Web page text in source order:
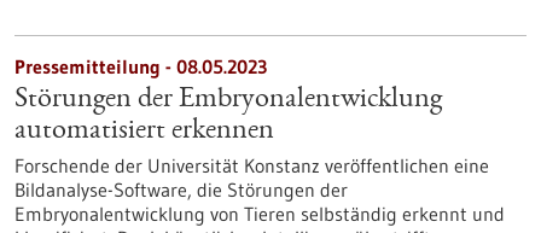
Pressemitteilung - 08.05.2023
Störungen der Embryonalentwicklung
automatisiert erkennen
Forschende der Universität Konstanz veröffentlichen eine
Bildanalyse-Software, die Störungen der
Embryonalentwicklung von Tieren selbständig erkennt und